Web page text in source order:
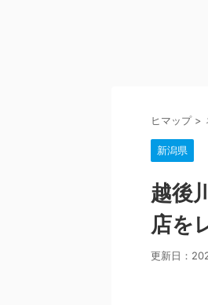
ヒマップ>
新潟県
越後
店を
更新日：